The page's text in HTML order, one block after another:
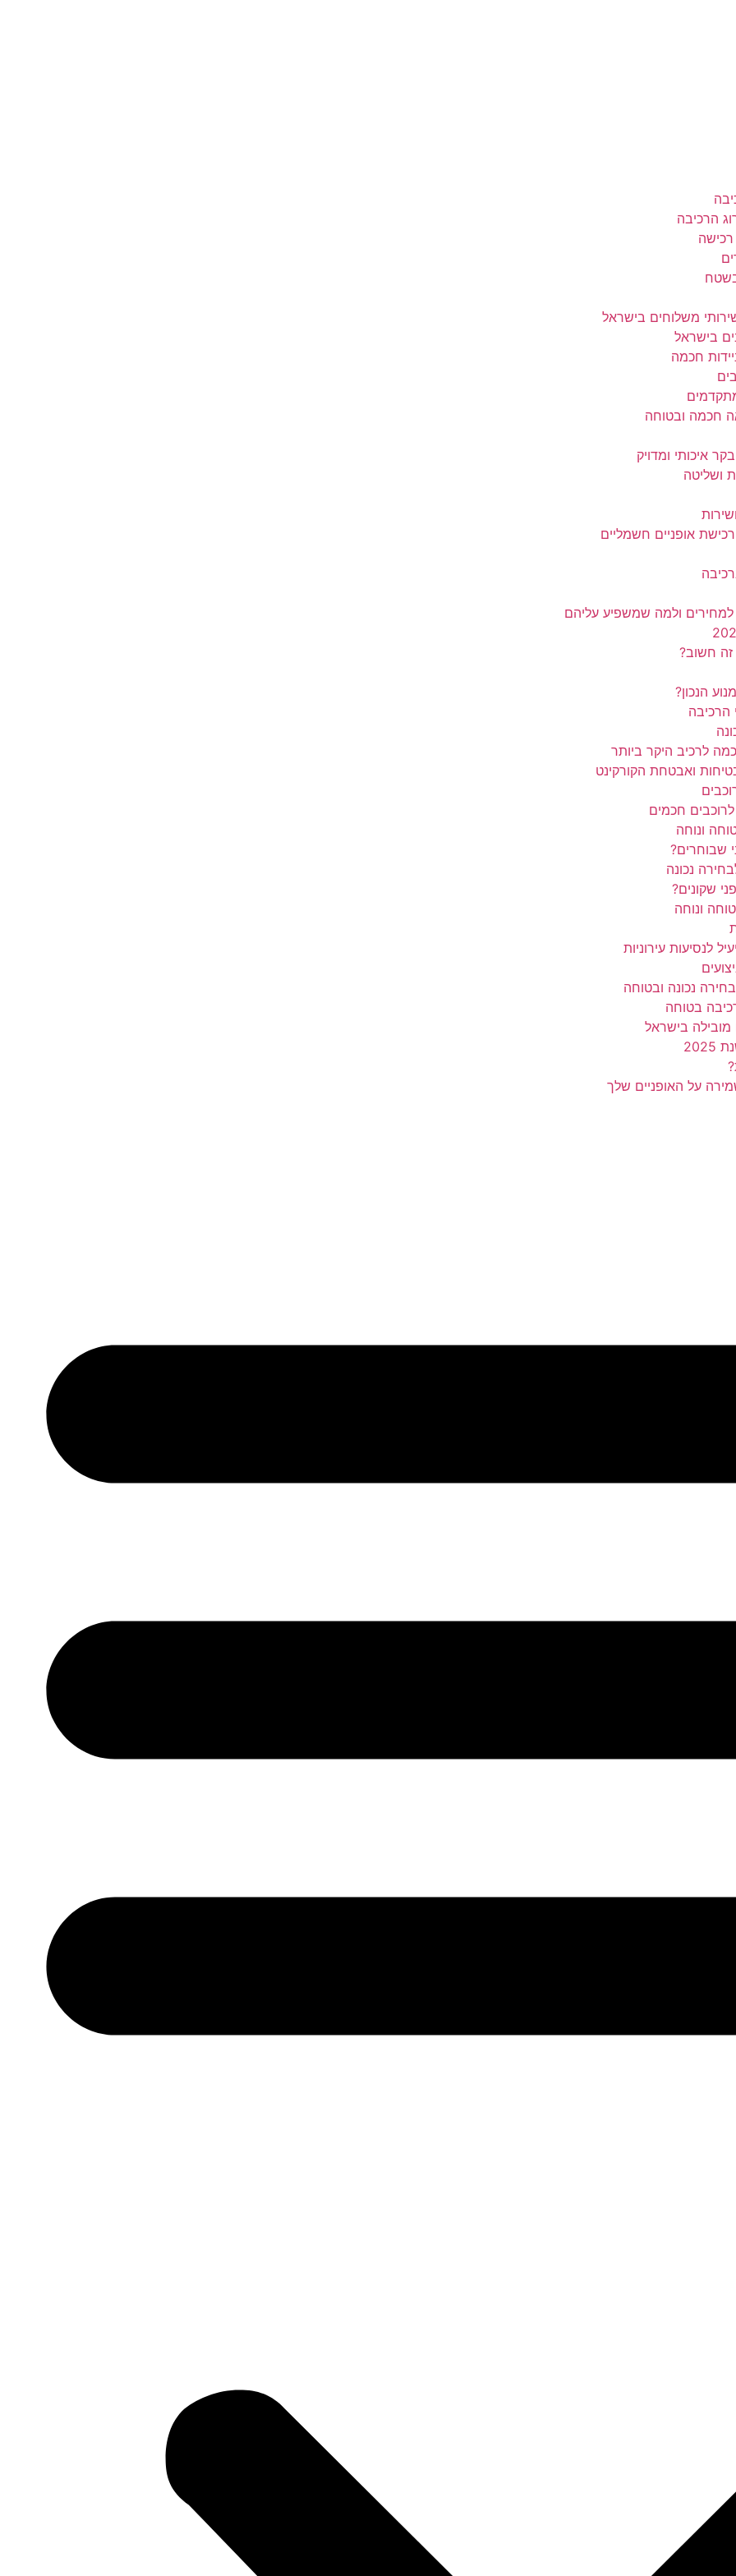
הרכיבה
משלוחים בישראל
בישראל
חכמה
חכמה ובטוחה
איכותי ומדויק
ושליטה
אופניים חשמליים
ולמה שמשפיע עליהם
זה חשוב?
הנכון?
הרכיבה
לרכיב היקר ביותר
ואבטחת הקורקינט
חכמים
ונוחה
שבוחרים?
נכונה
שקונים?
ונוחה
לנסיעות עירוניות
נכונה ובטוחה
בטוחה
מובילה בישראל
על האופניים שלך